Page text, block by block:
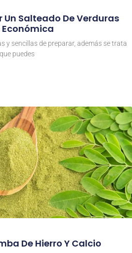
Un Salteado De Verduras
Económica
y sencillas de preparar, además se trata
puedes
De Hierro Y Calcio